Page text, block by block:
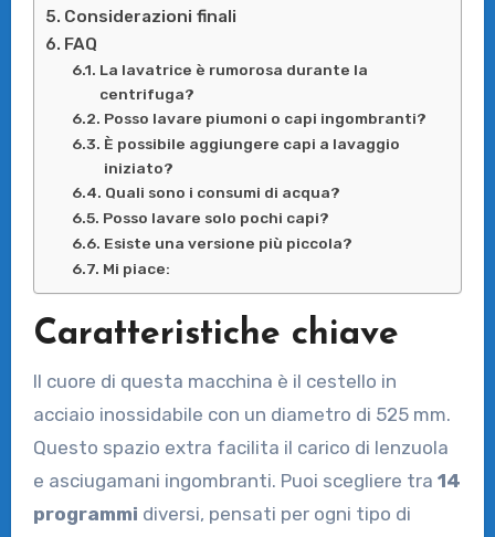
Considerazioni finali
FAQ
La lavatrice è rumorosa durante la
centrifuga?
Posso lavare piumoni o capi ingombranti?
È possibile aggiungere capi a lavaggio
iniziato?
Quali sono i consumi di acqua?
Posso lavare solo pochi capi?
Esiste una versione più piccola?
Mi piace:
Caratteristiche chiave
Il cuore di questa macchina è il cestello in
acciaio inossidabile con un diametro di 525 mm.
Questo spazio extra facilita il carico di lenzuola
e asciugamani ingombranti. Puoi scegliere tra 14
programmi diversi, pensati per ogni tipo di